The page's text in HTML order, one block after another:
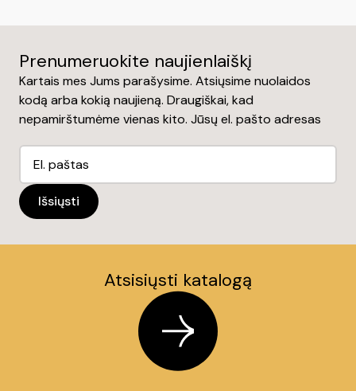
Prenumeruokite naujienlaiškį
Kartais mes Jums parašysime. Atsiųsime nuolaidos
kodą arba kokią naujieną. Draugiškai, kad
nepamirštumėme vienas kito. Jūsų el. pašto adresas
Atsisiųsti katalogą